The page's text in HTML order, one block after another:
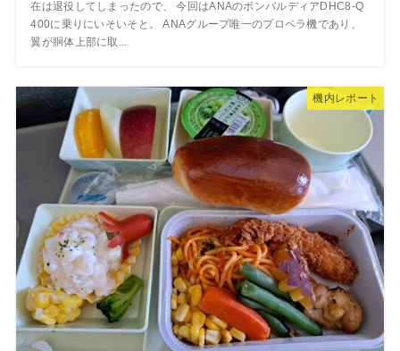
在は退役してしまったので、 今回はANAのボンバルディアDHC8-Q
400に乗りにいそいそと。 ANAグループ唯一のプロペラ機であり、
翼が胴体上部に取...
機内レポート